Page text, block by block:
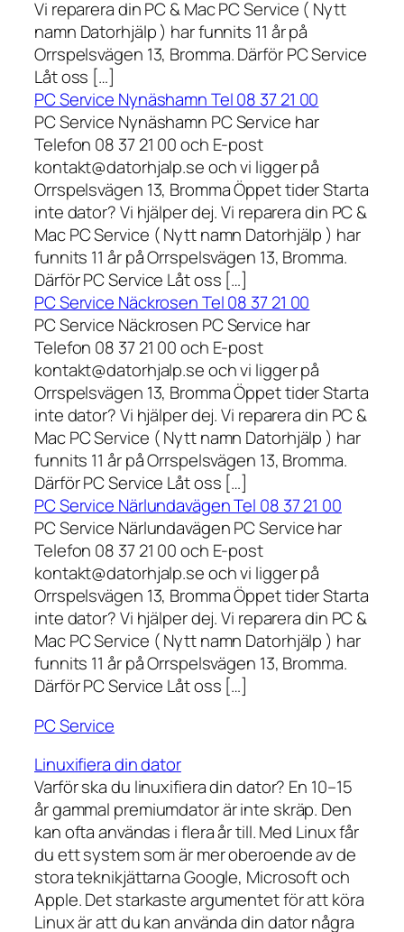
Vi reparera din PC & Mac PC Service ( Nytt
namn Datorhjälp ) har funnits 11 år på
Orrspelsvägen 13, Bromma. Därför PC Service
Låt oss […]
PC Service Nynäshamn Tel 08 37 21 00
PC Service Nynäshamn PC Service har
Telefon 08 37 21 00 och E-post
kontakt@datorhjalp.se och vi ligger på
Orrspelsvägen 13, Bromma Öppet tider Starta
inte dator? Vi hjälper dej. Vi reparera din PC &
Mac PC Service ( Nytt namn Datorhjälp ) har
funnits 11 år på Orrspelsvägen 13, Bromma.
Därför PC Service Låt oss […]
PC Service Näckrosen Tel 08 37 21 00
PC Service Näckrosen PC Service har
Telefon 08 37 21 00 och E-post
kontakt@datorhjalp.se och vi ligger på
Orrspelsvägen 13, Bromma Öppet tider Starta
inte dator? Vi hjälper dej. Vi reparera din PC &
Mac PC Service ( Nytt namn Datorhjälp ) har
funnits 11 år på Orrspelsvägen 13, Bromma.
Därför PC Service Låt oss […]
PC Service Närlundavägen Tel 08 37 21 00
PC Service Närlundavägen PC Service har
Telefon 08 37 21 00 och E-post
kontakt@datorhjalp.se och vi ligger på
Orrspelsvägen 13, Bromma Öppet tider Starta
inte dator? Vi hjälper dej. Vi reparera din PC &
Mac PC Service ( Nytt namn Datorhjälp ) har
funnits 11 år på Orrspelsvägen 13, Bromma.
Därför PC Service Låt oss […]
PC Service
Linuxifiera din dator
Varför ska du linuxifiera din dator? En 10–15
år gammal premiumdator är inte skräp. Den
kan ofta användas i flera år till. Med Linux får
du ett system som är mer oberoende av de
stora teknikjättarna Google, Microsoft och
Apple. Det starkaste argumentet för att köra
Linux är att du kan använda din dator några